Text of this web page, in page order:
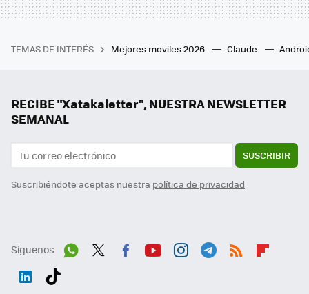
TEMAS DE INTERÉS Mejores moviles 2026 Claude
RECIBE "Xatakaletter", NUESTRA NEWSLETTER
SEMANAL
SUSCRIBIR
Suscribiéndote aceptas nuestra política de privacidad
Síguenos